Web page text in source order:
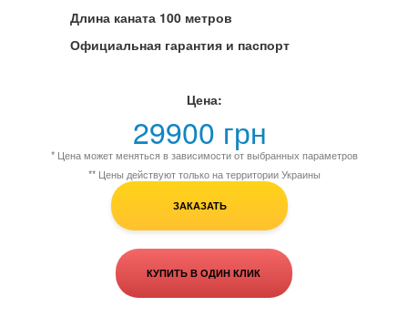
Длина каната 100 метров
Официальная гарантия и паспорт
Цена:
29900 грн
* Цена может меняться в зависимости от выбранных параметров
** Цены действуют только на территории Украины
ЗАКАЗАТЬ
КУПИТЬ В ОДИН КЛИК